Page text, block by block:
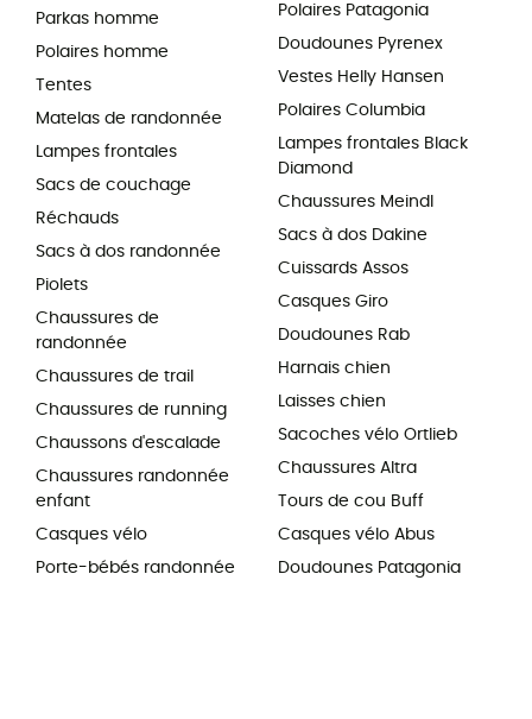
Parkas homme
Polaires homme
Tentes
Matelas de randonnée
Lampes frontales
Sacs de couchage
Réchauds
Sacs à dos randonnée
Piolets
Chaussures de
randonnée
Chaussures de trail
Chaussures de running
Chaussons d'escalade
Chaussures randonnée
enfant
Casques vélo
Porte-bébés randonnée
Polaires Patagonia
Doudounes Pyrenex
Vestes Helly Hansen
Polaires Columbia
Lampes frontales Black
Diamond
Chaussures Meindl
Sacs à dos Dakine
Cuissards Assos
Casques Giro
Doudounes Rab
Harnais chien
Laisses chien
Sacoches vélo Ortlieb
Chaussures Altra
Tours de cou Buff
Casques vélo Abus
Doudounes Patagonia